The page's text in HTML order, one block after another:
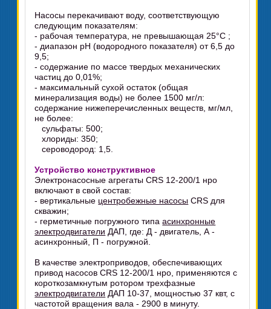
Насосы перекачивают воду, соответствующую
следующим показателям:
- рабочая температура, не превышающая 25°C ;
- диапазон pH (водородного показателя) от 6,5 до
9,5;
- содержание по массе твердых механических
частиц до 0,01%;
- максимальный сухой остаток (общая
минерализация воды) не более 1500 мг/л:
содержание нижеперечисленных веществ, мг/мл,
не более:
сульфаты: 500;
хлориды: 350;
сероводород: 1,5.
Устройство конструктивное
Электронасосные агрегаты CRS 12-200/1 нро
включают в свой состав:
- вертикальные центробежные насосы CRS для
скважин;
- герметичные погружного типаасинхронные
электродвигатели ДАП, где: Д - двигатель, А -
асинхронный, П - погружной.
В качестве электроприводов, обеспечивающих
привод насосов CRS 12-200/1 нро, применяются с
короткозамкнутым ротором трехфазные
электродвигатели ДАП 10-37, мощностью 37 квт, с
частотой вращения вала - 2900 в минуту.